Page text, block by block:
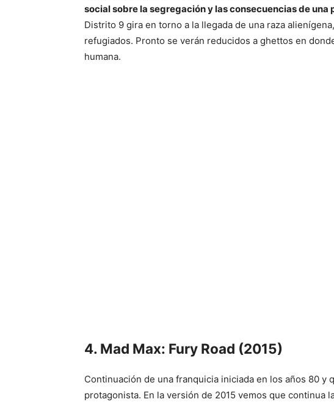
social sobre la segregación y las consecuencias de una
Distrito 9 gira en torno a la llegada de una raza
refugiados. Pronto se verán reducidos a ghettos en
humana.
4. Mad Max: Fury Road (2015)
Continuación de una franquicia iniciada en los años 80 y
protagonista. En la versión de 2015 vemos que continua